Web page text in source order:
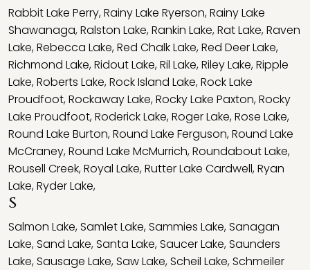
Rabbit Lake Perry,Rainy Lake Ryerson,Rainy Lake
Shawanaga,Ralston Lake,Rankin Lake,Rat Lake,Raven
Lake,Rebecca Lake,Red Chalk Lake,Red Deer Lake,
Richmond Lake,Ridout Lake,Ril Lake,Riley Lake,Ripple
Lake,Roberts Lake,Rock Island Lake,Rock Lake
Proudfoot,Rockaway Lake,Rocky Lake Paxton,Rocky
Lake Proudfoot,Roderick Lake,Roger Lake,Rose Lake,
Round Lake Burton,Round Lake Ferguson,Round Lake
McCraney,Round Lake McMurrich,Roundabout Lake,
Rousell Creek,Royal Lake,Rutter Lake Cardwell,Ryan
Lake,Ryder Lake,
S
Salmon Lake,Samlet Lake,Sammies Lake,Sanagan
Lake,Sand Lake,Santa Lake,Saucer Lake,Saunders
Lake,Sausage Lake,Saw Lake,Scheil Lake,Schmeiler